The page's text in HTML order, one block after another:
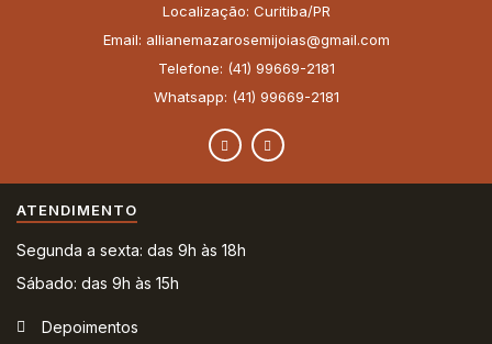
Localização: Curitiba/PR
Email: allianemazarosemijoias@gmail.com
Telefone: (41) 99669-2181
Whatsapp: (41) 99669-2181
ATENDIMENTO
Segunda a sexta: das 9h às 18h
Sábado: das 9h às 15h
Depoimentos